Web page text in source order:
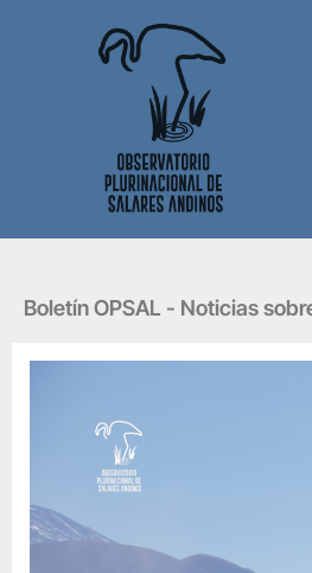
Boletín OPSAL - Noticias